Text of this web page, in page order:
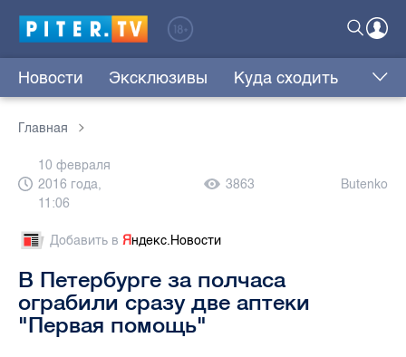
Новости Эксклюзивы Куда сходить
Главная
10 февраля
2016 года,
11:06
3863 Butenko
Добавить в Яндекс.Новости
В Петербурге за полчаса
ограбили сразу две аптеки
"Первая помощь"